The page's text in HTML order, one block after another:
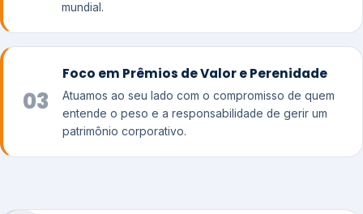
mundial.
03
Foco em Prêmios de Valor e Perenidade
Atuamos ao seu lado com o compromisso de quem
entende o peso e a responsabilidade de gerir um
patrimônio corporativo.